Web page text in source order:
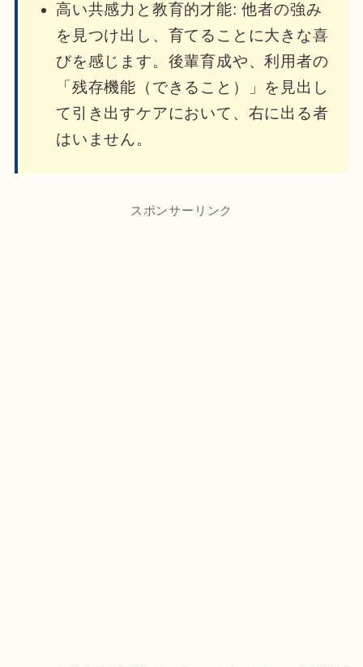
高い共感力と教育的才能: 他者の強み
を見つけ出し、育てることに大きな喜
びを感じます。後輩育成や、利用者の
「残存機能（できること）」を見出し
て引き出すケアにおいて、右に出る者
はいません。
スポンサーリンク